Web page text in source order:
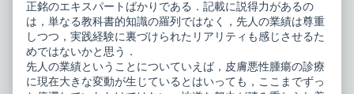
正銘のエキスパートばかりである．記載に説得力があるの
は，単なる教科書的知識の羅列ではなく，先人の業績は尊重
しつつ，実践経験に裏づけられたリアリティも感じさせるた
めではないかと思う．
先人の業績ということについていえば，皮膚悪性腫瘍の診療
に現在大きな変動が生じているとはいっても，ここまでずっ